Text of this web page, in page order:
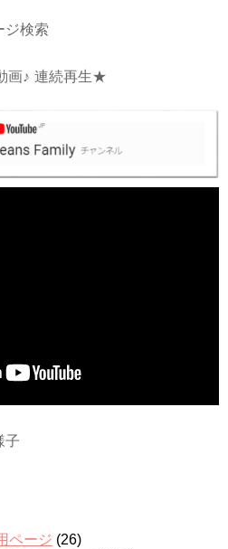
ジ検索
画♪ 連続再生★
子
ページ (26)